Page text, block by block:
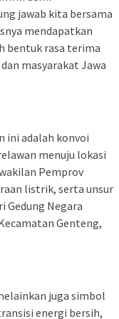
jawab kita bersama
mendapatkan
bentuk rasa terima
masyarakat Jawa
ini adalah konvoi
menuju lokasi
Pemprov
listrik, serta unsur
Gedung Negara
Genteng,
juga simbol
energi bersih,